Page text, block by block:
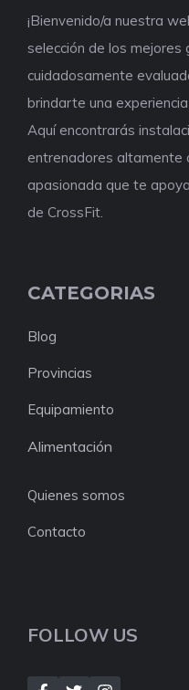
¡Bienvenido/a nuestra
selección de los mejores
cuidadosamente
brindarte una
Aquí encontrarás
entrenadores altamente
apasionada que te
de CrossFit.
CATEGORIAS
Blog
Provincias
Equipamiento
Alimentación
Quienes somos
Contacto
FOLLOW US